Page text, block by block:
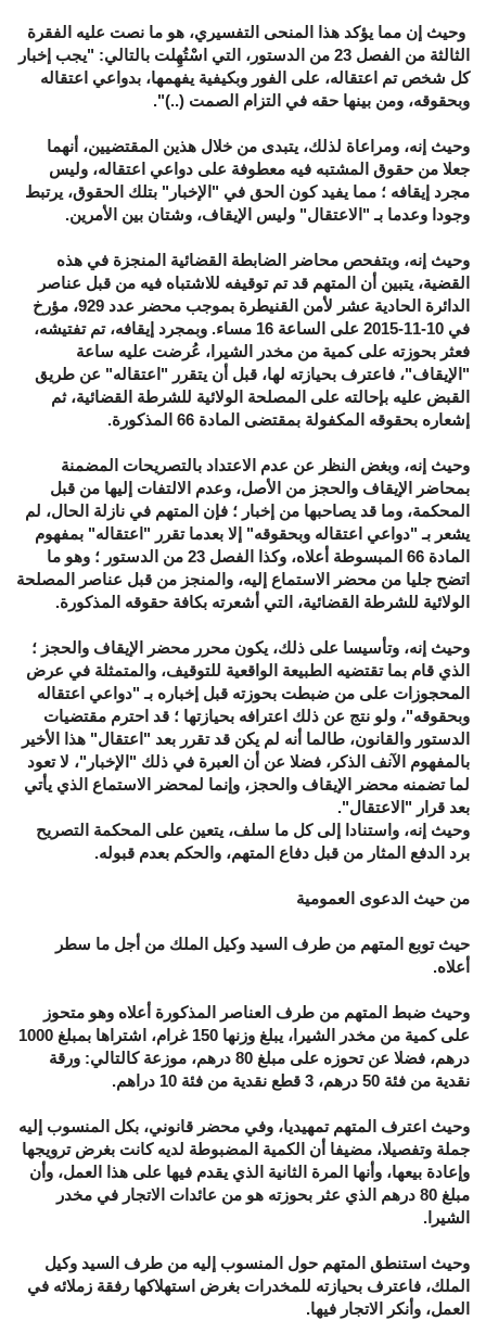
وحيث إن مما يؤكد هذا المنحى التفسيري، هو ما نصت عليه الفقرة
الثالثة من الفصل 23 من الدستور، التي اسْتُهِلت بالتالي: "يجب إخبار
كل شخص تم اعتقاله، على الفور وبكيفية يفهمها، بدواعي اعتقاله
وبحقوقه، ومن بينها حقه في التزام الصمت (..)".
وحيث إنه، ومراعاة لذلك، يتبدى من خلال هذين المقتضيين، أنهما
جعلا من حقوق المشتبه فيه معطوفة على دواعي اعتقاله، وليس
مجرد إيقافه ؛ مما يفيد كون الحق في "الإخبار" بتلك الحقوق، يرتبط
وجودا وعدما بـ "الاعتقال" وليس الإيقاف، وشتان بين الأمرين.
وحيث إنه، وبتفحص محاضر الضابطة القضائية المنجزة في هذه
القضية، يتبين أن المتهم قد تم توقيفه للاشتباه فيه من قبل عناصر
الدائرة الحادية عشر لأمن القنيطرة بموجب محضر عدد 929، مؤرخ
في 10-11-2015 على الساعة 16 مساء. وبمجرد إيقافه، تم تفتيشه،
فعثر بحوزته على كمية من مخدر الشيرا، عُرضت عليه ساعة
"الإيقاف"، فاعترف بحيازته لها، قبل أن يتقرر "اعتقاله" عن طريق
القبض عليه بإحالته على المصلحة الولائية للشرطة القضائية، ثم
إشعاره بحقوقه المكفولة بمقتضى المادة 66 المذكورة.
وحيث إنه، وبغض النظر عن عدم الاعتداد بالتصريحات المضمنة
بمحاضر الإيقاف والحجز من الأصل، وعدم الالتفات إليها من قبل
المحكمة، وما قد يصاحبها من إخبار ؛ فإن المتهم في نازلة الحال، لم
يشعر بـ "دواعي اعتقاله وبحقوقه" إلا بعدما تقرر "اعتقاله" بمفهوم
المادة 66 المبسوطة أعلاه، وكذا الفصل 23 من الدستور ؛ وهو ما
اتضح جليا من محضر الاستماع إليه، والمنجز من قبل عناصر المصلحة
الولائية للشرطة القضائية، التي أشعرته بكافة حقوقه المذكورة.
وحيث إنه، وتأسيسا على ذلك، يكون محرر محضر الإيقاف والحجز ؛
الذي قام بما تقتضيه الطبيعة الواقعية للتوقيف، والمتمثلة في عرض
المحجوزات على من ضبطت بحوزته قبل إخباره بـ "دواعي اعتقاله
وبحقوقه"، ولو نتج عن ذلك اعترافه بحيازتها ؛ قد احترم مقتضيات
الدستور والقانون، طالما أنه لم يكن قد تقرر بعد "اعتقال" هذا الأخير
بالمفهوم الآنف الذكر، فضلا عن أن العبرة في ذلك "الإخبار"، لا تعود
لما تضمنه محضر الإيقاف والحجز، وإنما لمحضر الاستماع الذي يأتي
بعد قرار "الاعتقال".
وحيث إنه، واستنادا إلى كل ما سلف، يتعين على المحكمة التصريح
برد الدفع المثار من قبل دفاع المتهم، والحكم بعدم قبوله.
من حيث الدعوى العمومية
حيث توبع المتهم من طرف السيد وكيل الملك من أجل ما سطر
أعلاه.
وحيث ضبط المتهم من طرف العناصر المذكورة أعلاه وهو متحوز
على كمية من مخدر الشيرا، يبلغ وزنها 150 غرام، اشتراها بمبلغ 1000
درهم، فضلا عن تحوزه على مبلغ 80 درهم، موزعة كالتالي: ورقة
نقدية من فئة 50 درهم، 3 قطع نقدية من فئة 10 دراهم.
وحيث اعترف المتهم تمهيديا، وفي محضر قانوني، بكل المنسوب إليه
جملة وتفصيلا، مضيفا أن الكمية المضبوطة لديه كانت بغرض ترويجها
وإعادة بيعها، وأنها المرة الثانية الذي يقدم فيها على هذا العمل، وأن
مبلغ 80 درهم الذي عثر بحوزته هو من عائدات الاتجار في مخدر
الشيرا.
وحيث استنطق المتهم حول المنسوب إليه من طرف السيد وكيل
الملك، فاعترف بحيازته للمخدرات بغرض استهلاكها رفقة زملائه في
العمل، وأنكر الاتجار فيها.